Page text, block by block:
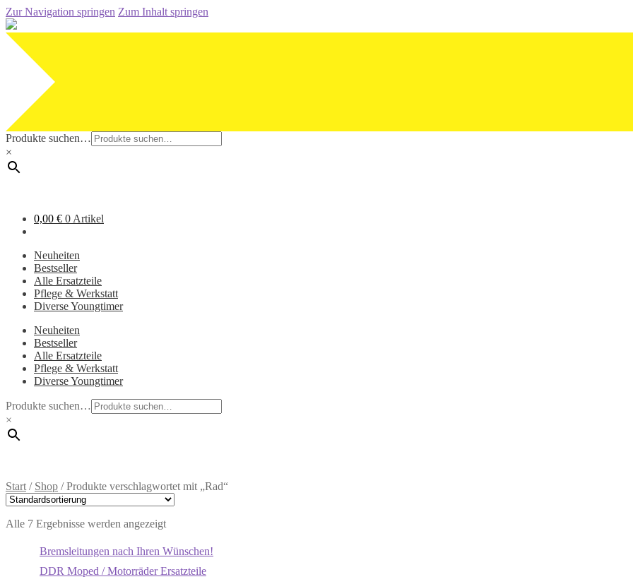
Zur Navigation springen Zum Inhalt springen
Produkte suchen…
×
0,00 € 0 Artikel
Neuheiten
Bestseller
Alle Ersatzteile
Pflege & Werkstatt
Diverse Youngtimer
Neuheiten
Bestseller
Alle Ersatzteile
Pflege & Werkstatt
Diverse Youngtimer
Produkte suchen…
×
Start / Shop /Produkte verschlagwortet mit „Rad“
Alle 7 Ergebnisse werden angezeigt
Bremsleitungen nach Ihren Wünschen!
DDR Moped / Motorräder Ersatzteile